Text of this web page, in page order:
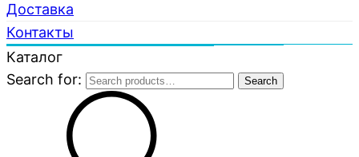
Доставка
Контакты
Каталог
Search for:
Search